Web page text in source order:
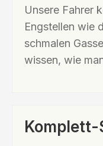
Unsere Fahrer
Engstellen wie
schmalen
wissen, wie
Komplett-